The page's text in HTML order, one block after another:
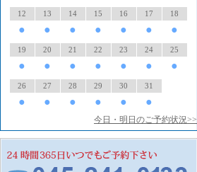
12
●
13
●
14
●
15
●
16
●
17
●
18
●
19
●
20
●
21
●
22
●
23
●
24
●
25
●
26
●
27
●
28
●
29
●
30
●
31
●
今日・明日のご予約状況>>